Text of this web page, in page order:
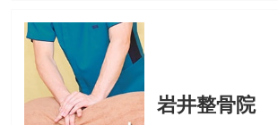
岩井整骨院